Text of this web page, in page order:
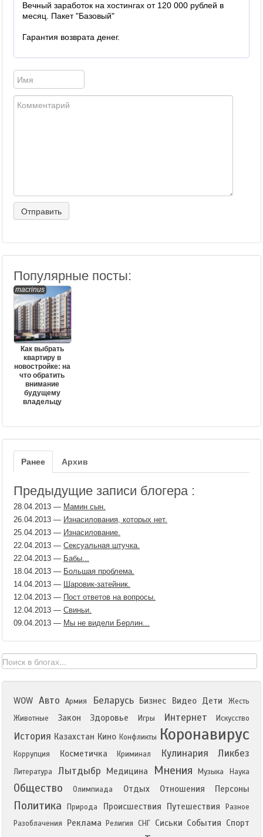
Вечный заработок на хостингах от 120 000 рублей в
месяц. Пакет "Базовый"
Гарантия возврата денег.
Популярные посты:
macrinus
Как выбрать
квартиру в
новостройке: на
что обратить
внимание
будущему
владельцу
Ранее Архив
Предыдущие записи блогера :
28.04.2013 — Мамин сын.
26.04.2013 — Изнасилования, которых нет.
25.04.2013 — Изнасилование.
22.04.2013 — Сексуальная штучка.
22.04.2013 — Бабы...
18.04.2013 — Большая проблема.
14.04.2013 — Шаровик-затейник.
12.04.2013 — Пост ответов на вопросы.
12.04.2013 — Свиньи.
09.04.2013 — Мы не видели Берлин...
WOW Авто Армия Беларусь Бизнес Видео Дети
Жесть
Животные
Закон Здоровье Игры Интернет Искусство
История Казахстан Кино Конфликты Коронавирус
Коррупция Косметичка Криминал Кулинария Ликбез
Литература Лытдыбр Медицина Мнения Музыка Наука
Общество Олимпиада Отдых Отношения Персоны
Политика Природа Происшествия Путешествия
Разное
Разоблачения
Реклама Религия СНГ Сиськи События Спорт